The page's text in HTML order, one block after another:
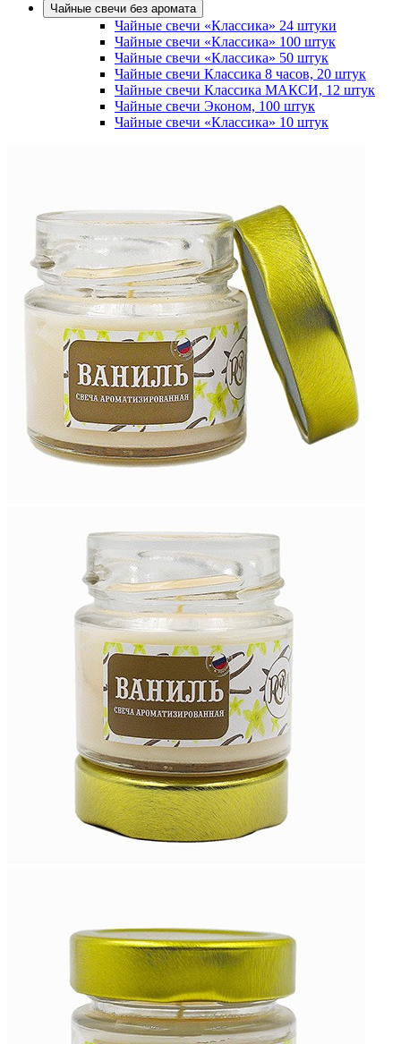
Чайные свечи без аромата
Чайные свечи «Классика» 24 штуки
Чайные свечи «Классика» 100 штук
Чайные свечи «Классика» 50 штук
Чайные свечи Классика 8 часов, 20 штук
Чайные свечи Классика МАКСИ, 12 штук
Чайные свечи Эконом, 100 штук
Чайные свечи «Классика» 10 штук